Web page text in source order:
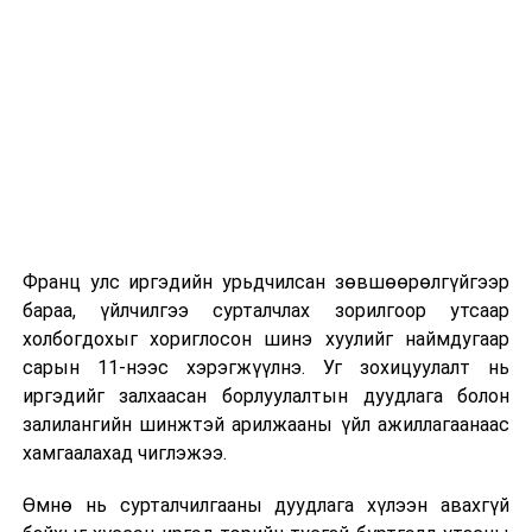
2026 оны 9 дүгээр сарын 13-наас оюутнуудыг
дотуур байранд оруулж эхэлнэ.
Сургууль, цэцэрлэгийн үйл ажиллагааны
зохицуулалт
2026 оны 8 дугаар сарын 17–28-ны өдрүүдэд
байранд элсэлт, бүртгэл болон бусад аливаа
Франц улс иргэдийн урьдчилсан зөвшөөрөлгүйгээр
бараа, үйлчилгээ сурталчлах зорилгоор утсаар
холбогдохыг хориглосон шинэ хуулийг наймдугаар
сарын 11-нээс хэрэгжүүлнэ. Уг зохицуулалт нь
иргэдийг залхаасан борлуулалтын дуудлага болон
залилангийн шинжтэй арилжааны үйл ажиллагаанаас
хамгаалахад чиглэжээ.
Өмнө нь сурталчилгааны дуудлага хүлээн авахгүй